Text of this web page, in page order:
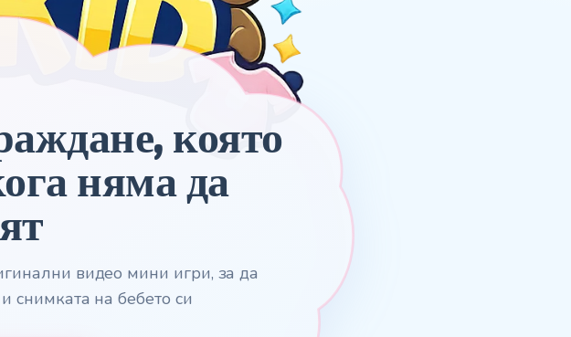
която
няма да
видео мини игри, за да
снимката на бебето си